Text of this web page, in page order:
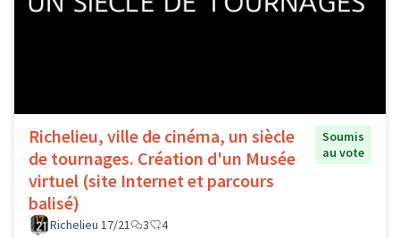
Richelieu, ville de cinéma, un siècle
de tournages. Création d'un Musée
virtuel (site Internet et parcours
balisé)
Soumis
au vote
Richelieu 17/21 3 4